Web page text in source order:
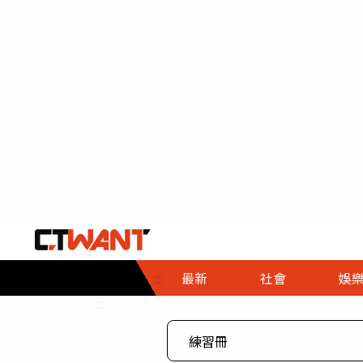
::: 最新 社會
社會首頁
時事
娛樂
娛樂首頁
即時
專題
財經首頁
熱線
３Ｃ
政